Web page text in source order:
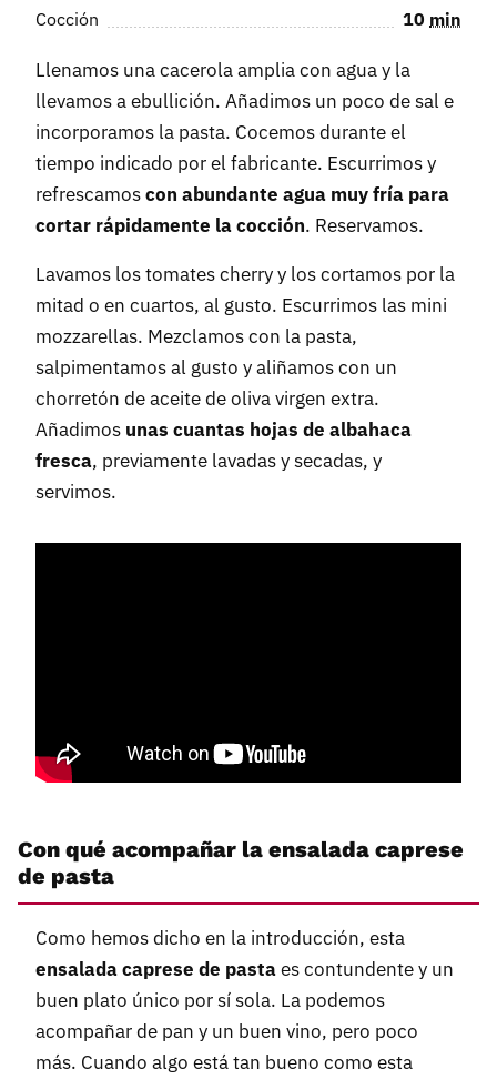
Cocción 10 min
Llenamos una cacerola amplia con agua y la
llevamos a ebullición. Añadimos un poco de sal e
incorporamos la pasta. Cocemos durante el
tiempo indicado por el fabricante. Escurrimos y
refrescamoscon abundante agua muy fría para
cortar rápidamente la cocción. Reservamos.
Lavamos los tomates cherry y los cortamos por la
mitad o en cuartos, al gusto. Escurrimos las mini
mozzarellas. Mezclamos con la pasta,
salpimentamos al gusto y aliñamos con un
chorretón de aceite de oliva virgen extra.
Añadimos unas cuantas hojas de albahaca
fresca, previamente lavadas y secadas, y
servimos.
Con qué acompañar la ensalada caprese
de pasta
Como hemos dicho en la introducción, esta
ensalada caprese de pastaes contundente y un
buen plato único por sí sola. La podemos
acompañar de pan y un buen vino, pero poco
más. Cuando algo está tan bueno como esta